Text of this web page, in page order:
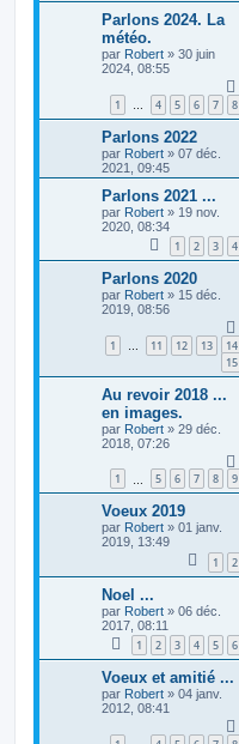
Parlons 2024. La
météo.
par Robert » 30 juin
2024, 08:55
1 … 4 5 6 7 8
Parlons 2022
par Robert » 07 déc.
2021, 09:45
Parlons 2021 ...
par Robert » 19 nov.
2020, 08:34
1 2 3 4
Parlons 2020
par Robert » 15 déc.
2019, 08:56
1 … 11 12 13
14
15
Au revoir 2018 ...
en images.
par Robert » 29 déc.
2018, 07:26
1 5 6 7 8 9
Voeux 2019
par Robert » 01 janv.
2019, 13:49
1 2
Noel ...
par Robert » 06 déc.
2017, 08:11
1 2 3 4 5 6
Voeux et amitié ...
par Robert » 04 janv.
2012, 08:41